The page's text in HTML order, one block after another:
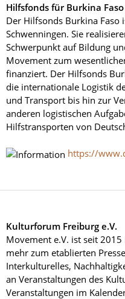
Hilfsfonds für Burkina
Der Hilfsonds Burkina Faso
Schwenningen. Sie
Schwerpunkt auf Bildung
Movement zum
finanziert. Der Hilfsonds
die internationale Logistik
und Transport bis hin zur
anderen logistischen
Hilfstransporten von
https://
Kulturforum Freiburg e.V.
Movement e.V. ist seit
mehr zum etablierten
Interkulturelles,
an Veranstaltungen des
Veranstaltungen im